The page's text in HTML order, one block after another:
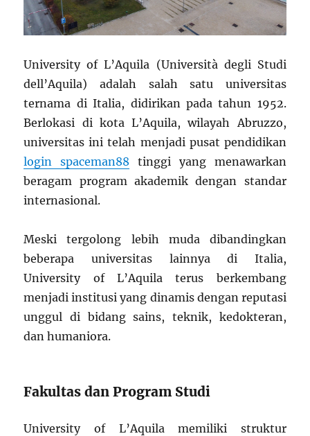
University of L’Aquila (Università degli Studi
dell’Aquila) adalah salah satu universitas
ternama di Italia, didirikan pada tahun 1952.
Berlokasi di kota L’Aquila, wilayah Abruzzo,
universitas ini telah menjadi pusat pendidikan
login spaceman88 tinggi yang menawarkan
beragam program akademik dengan standar
internasional.
Meski tergolong lebih muda dibandingkan
beberapa universitas lainnya di Italia,
University of L’Aquila terus berkembang
menjadi institusi yang dinamis dengan reputasi
unggul di bidang sains, teknik, kedokteran,
dan humaniora.
Fakultas dan Program Studi
University of L’Aquila memiliki struktur